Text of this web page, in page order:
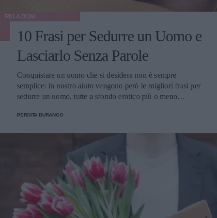
RELAZIONI
10 Frasi per Sedurre un Uomo e
Lasciarlo Senza Parole
Conquistare un uomo che si desidera non è sempre
semplice: in nostro aiuto vengono però le migliori frasi per
sedurre un uomo, tutte a sfondo erotico più o meno
PERDITA DURANGO